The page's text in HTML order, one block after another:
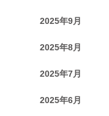
2025年9月
2025年8月
2025年7月
2025年6月